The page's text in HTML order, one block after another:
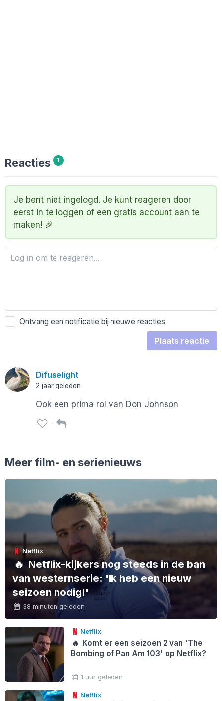
Reacties 1
Je bent niet ingelogd. Je kunt reageren door
eerst in te loggen of een gratis account aan te
maken! 🎉
Ontvang een notificatie bij nieuwe reacties
Plaats reactie
Difuselight
2 jaar geleden
Ook een prima rol van Don Johnson
Meer film- en serienieuws
Netflix
🔥 Netflix-kijkers nog steeds in de ban
van westernserie: 'Ik heb een nieuw
seizoen nodig!'
38 minuten geleden
Netflix
🔥 Komt er een seizoen 2 van 'The
Bombing of Pan Am 103' op Netflix?
1 uur geleden
Netflix